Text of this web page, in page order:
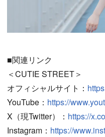
■関連リンク
＜CUTIE STREET＞
オフィシャルサイト：
YouTube： https://
X（現Twitter）： https://
Instagram： https://